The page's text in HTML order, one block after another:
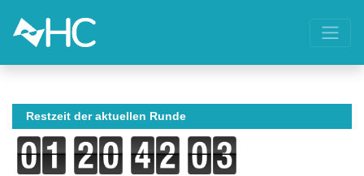
Restzeit der aktuellen Runde